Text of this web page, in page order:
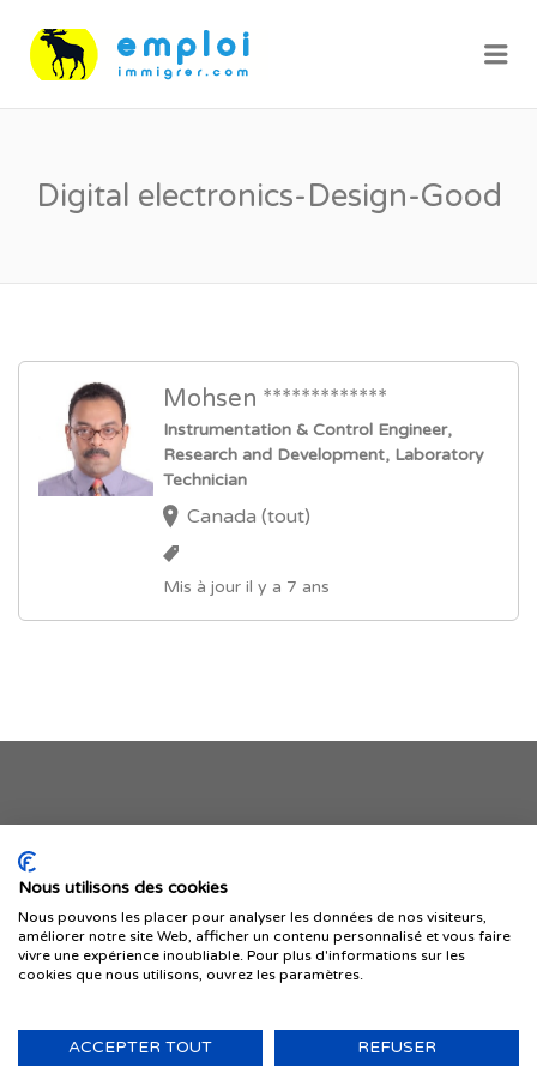
Digital electronics-Design-Good
Mohsen *************
Instrumentation & Control Engineer,
Research and Development, Laboratory
Technician
Canada (tout)
Mis à jour il y a 7 ans
Je publie mon offre
© 1999-2026 IMMIGRER.COM INC. — TOUS DROITS RÉSERVÉS
Nous utilisons des cookies
Nous pouvons les placer pour analyser les données de nos visiteurs,
améliorer notre site Web, afficher un contenu personnalisé et vous faire
vivre une expérience inoubliable. Pour plus d'informations sur les
cookies que nous utilisons, ouvrez les paramètres.
ACCEPTER TOUT REFUSER